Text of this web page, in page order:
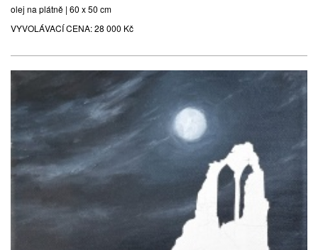
olej na plátně | 60 x 50 cm
VYVOLÁVACÍ CENA:28 000 Kč